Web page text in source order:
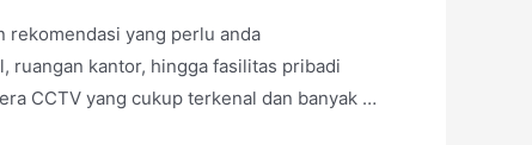
rekomendasi yang perlu anda
ruangan kantor, hingga fasilitas pribadi
CCTV yang cukup terkenal dan banyak …